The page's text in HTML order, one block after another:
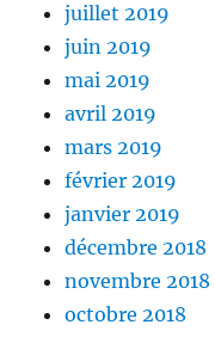
juillet 2019
juin 2019
mai 2019
avril 2019
mars 2019
février 2019
janvier 2019
décembre 2018
novembre 2018
octobre 2018